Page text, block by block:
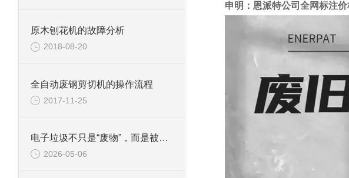
原木刨花机的故障分析
2018-08-20
全自动废钢剪切机的操作流程
2017-11-25
电子垃圾不只是“废物”，而是被低估的城市矿山
2026-05-06
申明：恩派特公司全网标注